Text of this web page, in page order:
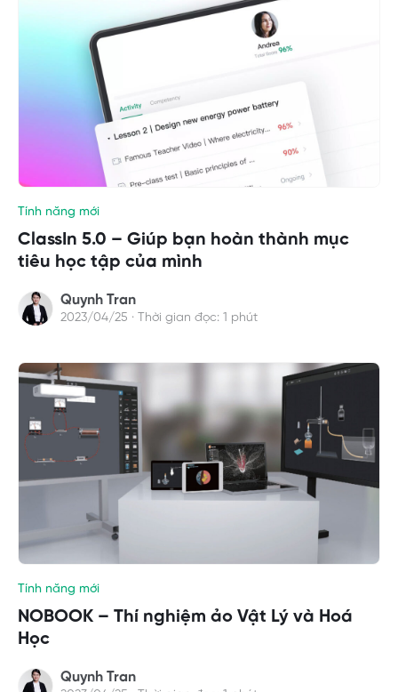
Tính năng mới
ClassIn 5.0 – Giúp bạn hoàn thành mục
tiêu học tập của mình
Quynh Tran
2023/04/25 · Thời gian đọc: 1 phút
Tính năng mới
NOBOOK – Thí nghiệm ảo Vật Lý và Hoá
Học
Quynh Tran